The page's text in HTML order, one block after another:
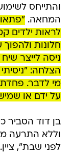
והתייחס
המחאה.
לראות ילדים
חלונות
ניסה לייצר
הצלחה:
מי לדבר.
על ידם או
בן דוד הסביר
וללא התרעה
לפני שבת",